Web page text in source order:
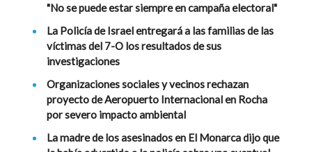
"No se puede estar siempre en campaña electoral"
La Policía de Israel entregará a las familias de las
víctimas del 7-O los resultados de sus
investigaciones
Organizaciones sociales y vecinos rechazan
proyecto de Aeropuerto Internacional en Rocha
por severo impacto ambiental
La madre de los asesinados en El Monarca dijo que